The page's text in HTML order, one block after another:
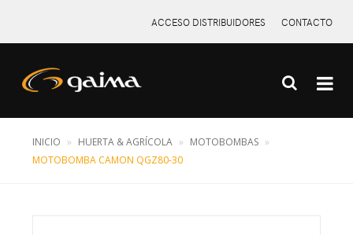
ACCESO DISTRIBUIDORES CONTACTO
INICIO HUERTA & AGRÍCOLA
MOTOBOMBAS
MOTOBOMBA CAMON QGZ80-30